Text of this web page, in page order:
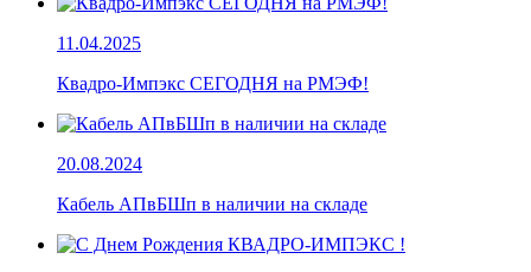
11.04.2025
Квадро-Импэкс СЕГОДНЯ на РМЭФ!
20.08.2024
Кабель АПвБШп в наличии на складе